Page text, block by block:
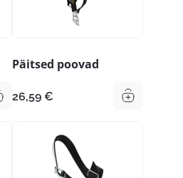
Päitsed poovad
26,59 €